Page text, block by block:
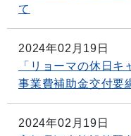
て
2024年02月19日
「リョーマの休日
事業費補助金交付要
2024年02月19日